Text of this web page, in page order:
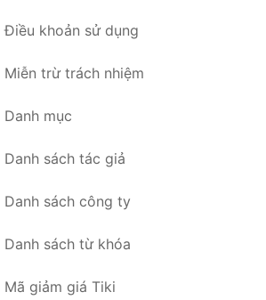
Điều khoản sử dụng
Miễn trừ trách nhiệm
Danh mục
Danh sách tác giả
Danh sách công ty
Danh sách từ khóa
Mã giảm giá Tiki